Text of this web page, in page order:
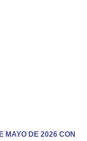
MAYO DE 2026 CON